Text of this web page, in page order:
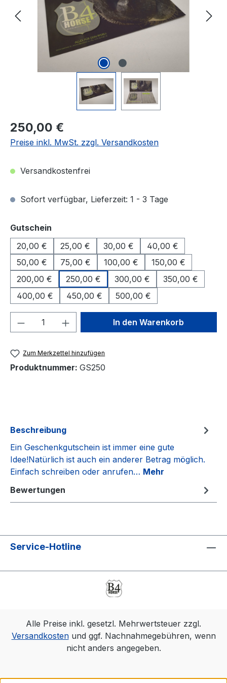
Regulärer Preis:
250,00 €
Preise inkl. MwSt. zzgl. Versandkosten
Versandkostenfrei
Sofort verfügbar, Lieferzeit: 1 - 3 Tage
Gutschein
20,00 €
25,00 € 30,00 €
40,00 €
50,00 €
75,00 € 100,00 €
150,00 €
200,00 €
250,00 € 300,00 €
350,00 €
400,00 €
450,00 € 500,00 €
Produkt Anzahl: Gib denIn den Warenkorb
Zum Merkzettel hinzufügen
Produktnummer: GS250
Beschreibung
Ein Geschenkgutschein ist immer eine gute
Idee!Natürlich ist auch ein anderer Betrag möglich.
Einfach schreiben oder anrufen… Mehr
Bewertungen
Service-Hotline
Alle Preise inkl. gesetzl. Mehrwertsteuer zzgl.
Versandkostenund ggf. Nachnahmegebühren, wenn
nicht anders angegeben.